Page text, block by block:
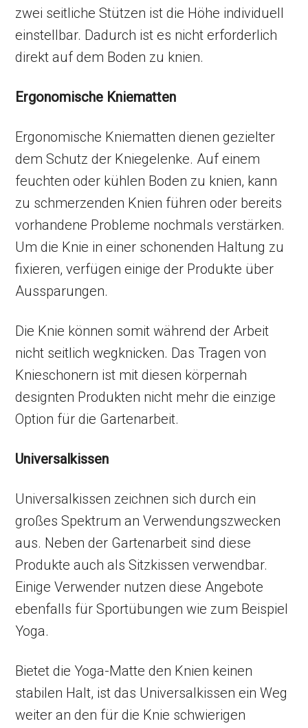
zwei seitliche Stützen ist die Höhe individuell
einstellbar. Dadurch ist es nicht erforderlich
direkt auf dem Boden zu knien.
Ergonomische Kniematten
Ergonomische Kniematten dienen gezielter
dem Schutz der Kniegelenke. Auf einem
feuchten oder kühlen Boden zu knien, kann
zu schmerzenden Knien führen oder bereits
vorhandene Probleme nochmals verstärken.
Um die Knie in einer schonenden Haltung zu
fixieren, verfügen einige der Produkte über
Aussparungen.
Die Knie können somit während der Arbeit
nicht seitlich wegknicken. Das Tragen von
Knieschonern ist mit diesen körpernah
designten Produkten nicht mehr die einzige
Option für die Gartenarbeit.
Universalkissen
Universalkissen zeichnen sich durch ein
großes Spektrum an Verwendungszwecken
aus. Neben der Gartenarbeit sind diese
Produkte auch als Sitzkissen verwendbar.
Einige Verwender nutzen diese Angebote
ebenfalls für Sportübungen wie zum Beispiel
Yoga.
Bietet die Yoga-Matte den Knien keinen
stabilen Halt, ist das Universalkissen ein Weg
weiter an den für die Knie schwierigen